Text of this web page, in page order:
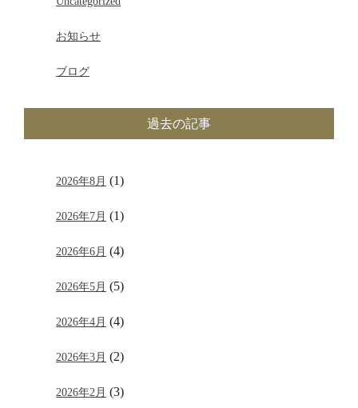
お知らせ
ブログ
過去の記事
2026年8月 (1)
2026年7月 (1)
2026年6月 (4)
2026年5月 (5)
2026年4月 (4)
2026年3月 (2)
2026年2月 (3)